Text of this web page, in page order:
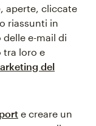
aperte, cliccate
riassunti in
e-mail di
tra loro e
del
e creare un